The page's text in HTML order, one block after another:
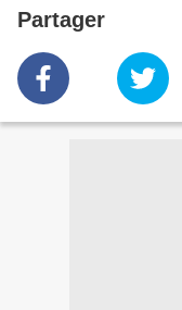
Partager